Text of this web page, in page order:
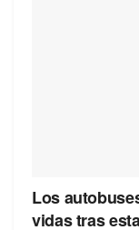
Los
vidas tras